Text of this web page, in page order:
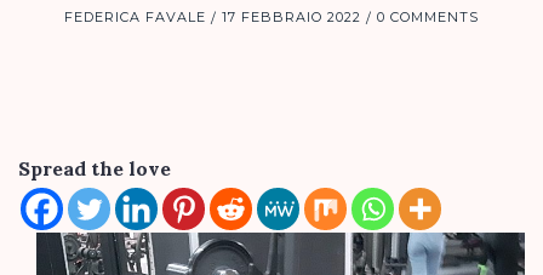
FEDERICA FAVALE 17 FEBBRAIO 2022 0 COMMENTS
Spread the love